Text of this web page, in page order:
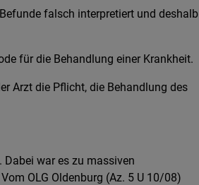
falsch interpretiert und deshalb
für die Behandlung einer Krankheit.
Arzt die Pflicht, die Behandlung des
Dabei war es zu massiven
OLG Oldenburg (Az. 5 U 10/08)